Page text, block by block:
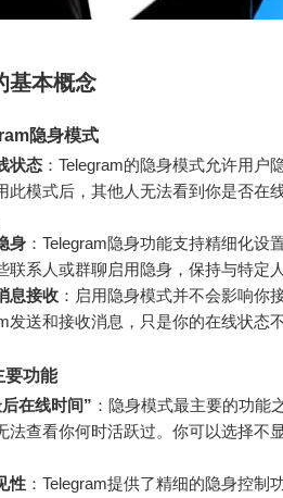
基本概念
隐身模式
状态 ：Telegram的隐身模式允许用
此模式后，其他人无法看到你是否在
身 ：Telegram隐身功能支持精细化
联系人或群聊启用隐身，保持与特定
息接收 ：启用隐身模式并不会影响你
发送和接收消息，只是你的在线状态
要功能
在线时间” ：隐身模式最主要的功能
法查看你何时活跃过。你可以选择不
性 ：Telegram提供了精细的隐身控